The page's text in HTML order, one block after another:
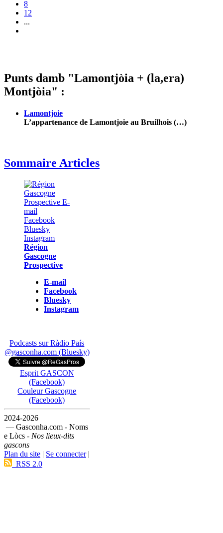
8
12
...
Punts damb "Lamontjòia + (la,era)
Montjòia" :
Lamontjoie
L’appartenance de Lamontjoie au Bruilhois (…)
Sommaire Articles
Région
Gascogne
Prospective
E-mail
Facebook
Bluesky
Instagram
Podcasts sur Ràdio País
@gasconha.com (Bluesky)
Esprit GASCON
(Facebook)
Couleur Gascogne
(Facebook)
2024-2026
— Gasconha.com - Noms
e Lòcs - Nos lieux-dits
gascons
Plan du site | Se connecter|
RSS 2.0